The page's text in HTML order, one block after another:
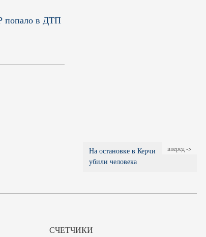
попало в ДТП
вперед ->
На остановке в Керчи
убили человека
СЧЕТЧИКИ